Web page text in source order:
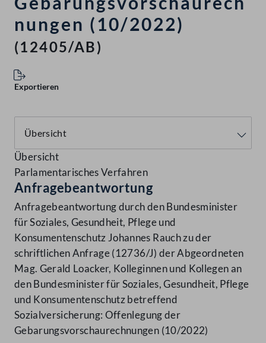
nungen (10/2022)
(12405/AB)
Exportieren
Übersicht
Parlamentarisches Verfahren
Anfragebeantwortung
Anfragebeantwortung durch den Bundesminister
für Soziales, Gesundheit, Pflege und
Konsumentenschutz Johannes Rauch zu der
schriftlichen Anfrage (12736/J) der Abgeordneten
Mag. Gerald Loacker, Kolleginnen und Kollegen an
den Bundesminister für Soziales, Gesundheit, Pflege
und Konsumentenschutz betreffend
Sozialversicherung: Offenlegung der
Gebarungsvorschaurechnungen (10/2022)